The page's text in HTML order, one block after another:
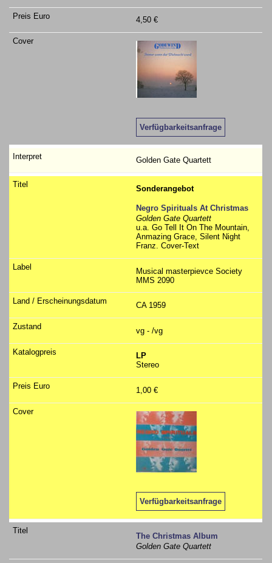
4,50 €
Verfügbarkeitsanfrage
Golden Gate Quartett
Sonderangebot
Negro Spirituals At Christmas
Golden Gate Quartett
u.a. Go Tell It On The Mountain,
Anmazing Grace, Silent Night
Franz. Cover-Text
Musical masterpievce Society
MMS 2090
CA 1959
vg - /vg
LP
Stereo
1,00 €
Verfügbarkeitsanfrage
The Christmas Album
Golden Gate Quartett